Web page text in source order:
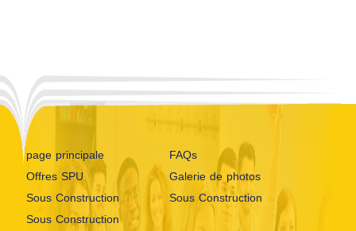
page principale
FAQs
Offres SPU
Galerie de photos
Sous Construction
Sous Construction
Sous Construction